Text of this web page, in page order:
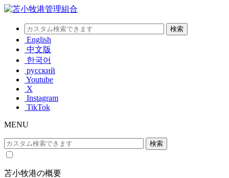
English
中文版
한국어
русский
Youtube
X
Instagram
TikTok
MENU
苫小牧港の概要